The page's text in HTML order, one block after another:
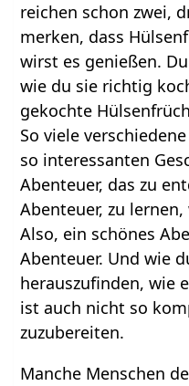
reichen schon zwei,
merken, dass
wirst es genießen.
wie du sie richtig
gekochte
So viele
so interessanten
Abenteuer, das zu
Abenteuer, zu
Also, ein schönes
Abenteuer. Und wie
herauszufinden, wie
ist auch nicht so
zuzubereiten.
Manche Menschen